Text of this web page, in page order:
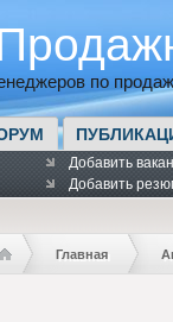
по
Добавить
Добавить
Главная